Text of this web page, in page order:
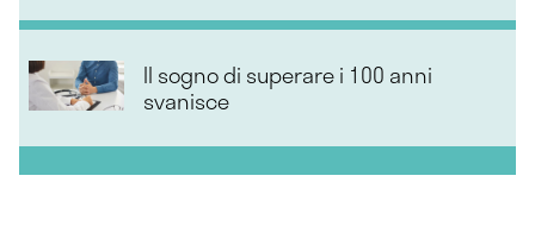
Il sogno di superare i 100 anni
svanisce